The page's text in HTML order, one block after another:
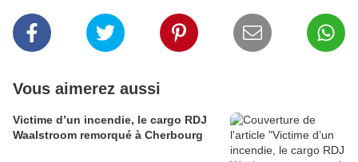
Vous aimerez aussi
Victime d’un incendie, le cargo RDJ
Waalstroom remorqué à Cherbourg